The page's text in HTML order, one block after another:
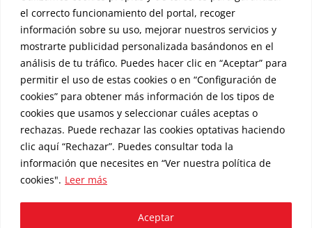
el correcto funcionamiento del portal, recoger
información sobre su uso, mejorar nuestros servicios y
mostrarte publicidad personalizada basándonos en el
análisis de tu tráfico. Puedes hacer clic en “Aceptar” para
permitir el uso de estas cookies o en “Configuración de
cookies” para obtener más información de los tipos de
cookies que usamos y seleccionar cuáles aceptas o
rechazas. Puede rechazar las cookies optativas haciendo
clic aquí “Rechazar”. Puedes consultar toda la
información que necesites en “Ver nuestra política de
cookies". Leer más
Aceptar
SELECCIONAR OPCIONES
Este
producto
tiene
múltiples
variantes.
Las
se
pueden
© Copyright2026 |Aviso Legal |Política de Privacidad
de Cookies| Envíos y Entregas
Embutidos Eusebio, S.L. | CIF B37275583 | C/ La Iglesia 37, La
Alberca 37624 - Salamanca (España)